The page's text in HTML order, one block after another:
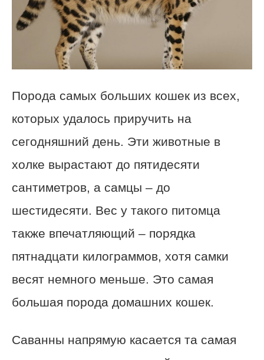
Порода самых больших кошек из всех,
которых удалось приручить на
сегодняшний день. Эти животные в
холке вырастают до пятидесяти
сантиметров, а самцы – до
шестидесяти. Вес у такого питомца
также впечатляющий – порядка
пятнадцати килограммов, хотя самки
весят немного меньше. Это самая
большая порода домашних кошек.
Саванны напрямую касается та самая